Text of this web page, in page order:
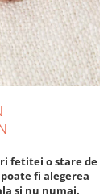
fetitei o stare de
fi alegerea
si nu numai.